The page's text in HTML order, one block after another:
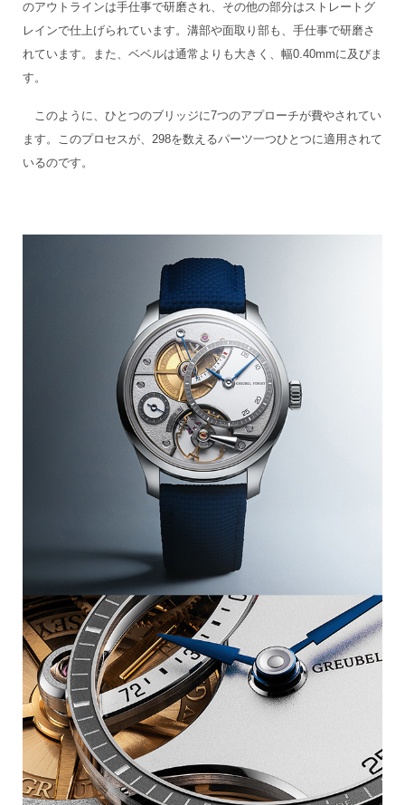
のアウトラインは手仕事で研磨され、その他の部分はストレートグ
レインで仕上げられています。溝部や面取り部も、手仕事で研磨さ
れています。また、ベベルは通常よりも大きく、幅0.40mmに及びま
す。
このように、ひとつのブリッジに7つのアプローチが費やされてい
ます。このプロセスが、298を数えるパーツ一つひとつに適用されて
いるのです。